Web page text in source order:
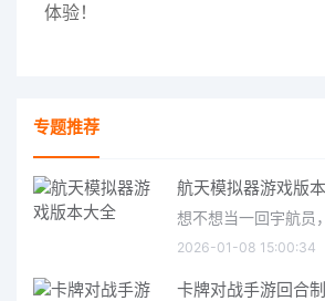
体验！
专题推荐
航天模拟器游戏版
想不想当一回宇航员
2026-01-08 15:00:34
卡牌对战手游回合